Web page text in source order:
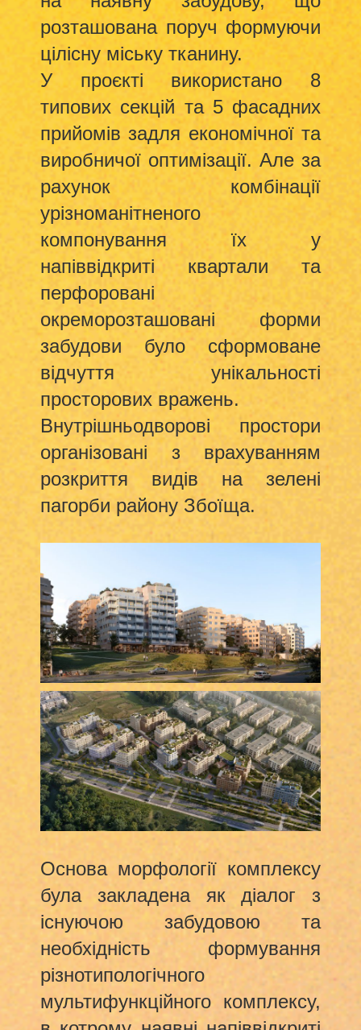
розташована поруч формуючи
цілісну міську тканину.
У проєкті використано 8
типових секцій та 5 фасадних
прийомів задля економічної та
виробничої оптимізації. Але за
рахунок комбінації
урізноманітненого
компонування їх у
напіввідкриті квартали та
перфоровані
окреморозташовані форми
забудови було сформоване
відчуття унікальності
просторових вражень.
Внутрішньодворові простори
організовані з врахуванням
розкриття видів на зелені
пагорби району Збоїща.
Основа морфології комплексу
була закладена як діалог з
існуючою забудовою та
необхідність формування
різнотипологічного
мультифункційного комплексу,